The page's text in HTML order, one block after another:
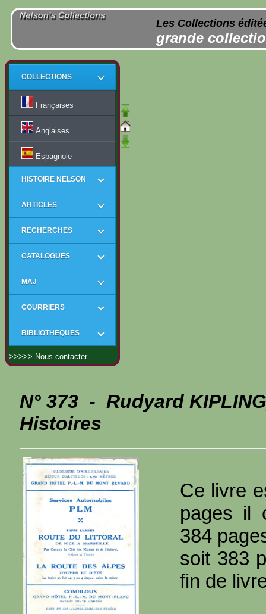
Les Collections
grande
COLLECTIONS
Françaises
Anglaises
Espagnole
HISTOIRE NELSON
ARTICLES
RECHERCHES
CATALOGUES
MAJ
COURRIERS
BIBLIOTHEQUES
>>>>> Nous contacter
N° 373 - Rudyard
Histoires
Ce livre
pages il
384
soit 383
fin de